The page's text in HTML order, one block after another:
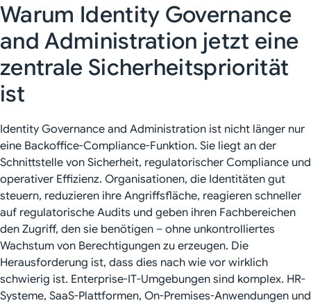
Warum Identity Governance
and Administration jetzt eine
zentrale Sicherheitspriorität
ist
Identity Governance and Administration ist nicht länger nur
eine Backoffice-Compliance-Funktion. Sie liegt an der
Schnittstelle von Sicherheit, regulatorischer Compliance und
operativer Effizienz. Organisationen, die Identitäten gut
steuern, reduzieren ihre Angriffsfläche, reagieren schneller
auf regulatorische Audits und geben ihren Fachbereichen
den Zugriff, den sie benötigen – ohne unkontrolliertes
Wachstum von Berechtigungen zu erzeugen. Die
Herausforderung ist, dass dies nach wie vor wirklich
schwierig ist. Enterprise-IT-Umgebungen sind komplex. HR-
Systeme, SaaS-Plattformen, On-Premises-Anwendungen und